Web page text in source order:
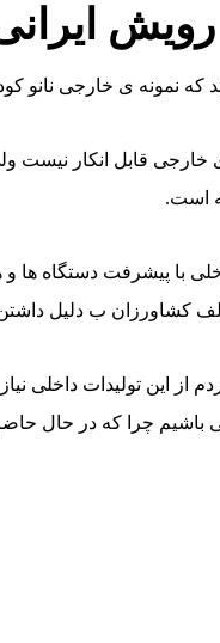
رویش
که نمونه ی خارجی نانو
خارجی قابل انکار نیست
است.
با پیشرفت دستگاه
کشاورزان ب دلیل
از این تولیدات
چرا که در حال